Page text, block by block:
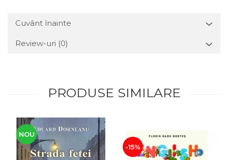
Cuvânt înainte
Review-uri (0)
PRODUSE SIMILARE
NOU
-15%